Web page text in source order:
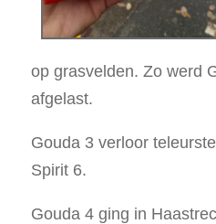
op grasvelden. Zo werd
afgelast.
Gouda 3 verloor
Spirit 6.
Gouda 4 ging in